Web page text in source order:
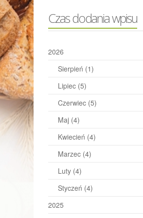
Czas dodania wpisu
2026
Sierpień (1)
Lipiec (5)
Czerwiec (5)
Maj (4)
Kwiecień (4)
Marzec (4)
Luty (4)
Styczeń (4)
2025